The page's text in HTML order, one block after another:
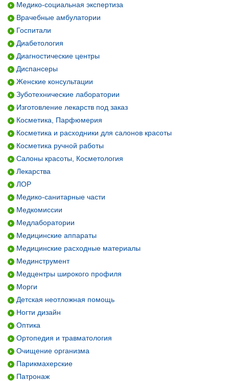
Медико-социальная экспертиза
Врачебные амбулатории
Госпитали
Диабетология
Диагностические центры
Диспансеры
Женские консультации
Зуботехнические лаборатории
Изготовление лекарств под заказ
Косметика, Парфюмерия
Косметика и расходники для салонов красоты
Косметика ручной работы
Салоны красоты, Косметология
Лекарства
ЛОР
Медико-санитарные части
Медкомиссии
Медлаборатории
Медицинские аппараты
Медицинские расходные материалы
Мединструмент
Медцентры широкого профиля
Морги
Детская неотложная помощь
Ногти дизайн
Оптика
Ортопедия и травматология
Очищение организма
Парикмахерские
Патронаж